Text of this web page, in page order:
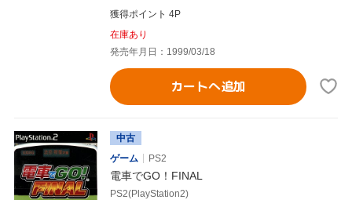
獲得ポイント 4P
在庫あり
発売年月日：1999/03/18
カートへ追加
中古
ゲーム
PS2
電車でGO！FINAL
PS2(PlayStation2)